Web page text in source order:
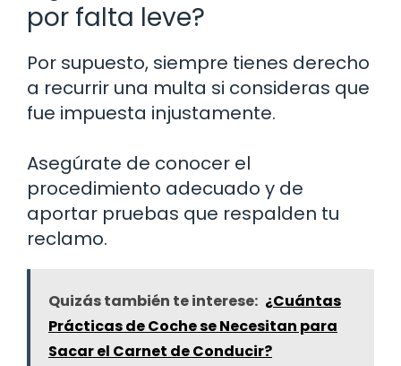
por falta leve?
Por supuesto, siempre tienes derecho
a recurrir una multa si consideras que
fue impuesta injustamente.
Asegúrate de conocer el
procedimiento adecuado y de
aportar pruebas que respalden tu
reclamo.
Quizás también te interese: ¿Cuántas
Prácticas de Coche se Necesitan para
Sacar el Carnet de Conducir?